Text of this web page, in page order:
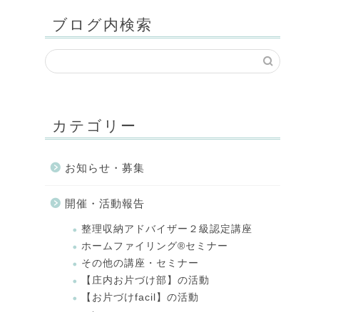
ブログ内検索
カテゴリー
お知らせ・募集
開催・活動報告
整理収納アドバイザー２級認定講座
ホームファイリング®セミナー
その他の講座・セミナー
【庄内お片づけ部】の活動
【お片づけfacil】の活動